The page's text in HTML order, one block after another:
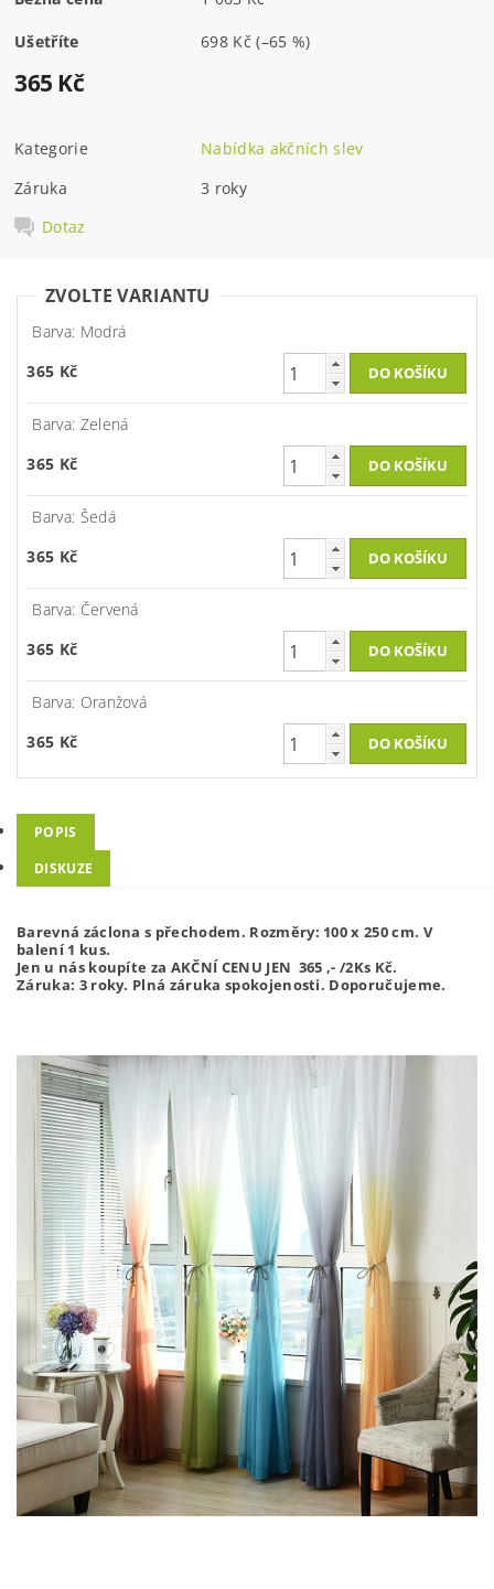
Ušetříte 698 Kč(–65 %)
365 Kč
Kategorie
Nabídka akčních slev
Záruka
3 roky
Dotaz
ZVOLTE VARIANTU
Barva: Modrá
365 Kč
Barva: Zelená
365 Kč
Barva: Šedá
365 Kč
Barva: Červená
365 Kč
Barva: Oranžová
365 Kč
POPIS
DISKUZE
Barevná záclona s přechodem. Rozměry: 100 x 250 cm. V
balení 1 kus.
Jen u nás koupíte za AKČNÍ CENU JEN 365 ,- /2Ks Kč.
Záruka: 3 roky. Plná záruka spokojenosti. Doporučujeme.